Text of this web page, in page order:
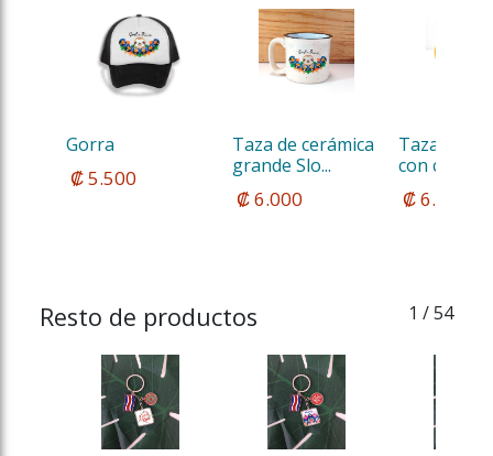
Gorra
₡ 5.500
Taza de cerámica
grande Slo...
₡ 6.000
Taza de
con
₡ 6.000
Resto de productos 1 / 54